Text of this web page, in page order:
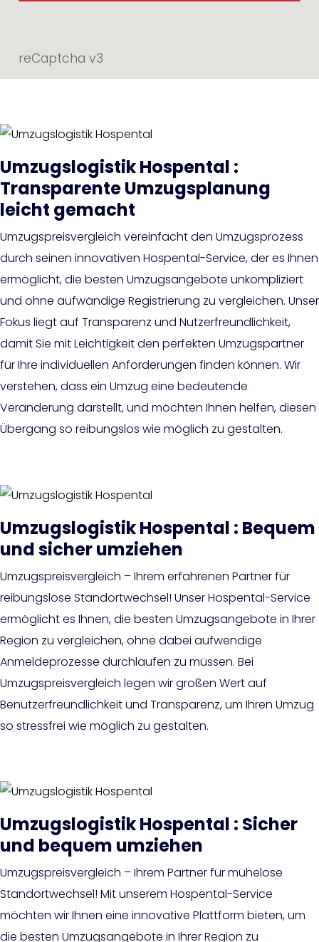
reCaptcha v3
Umzugslogistik Hospental :
Transparente Umzugsplanung
leicht gemacht
Umzugspreisvergleich vereinfacht den Umzugsprozess
durch seinen innovativen Hospental-Service, der es Ihnen
ermöglicht, die besten Umzugsangebote unkompliziert
und ohne aufwändige Registrierung zu vergleichen. Unser
Fokus liegt auf Transparenz und Nutzerfreundlichkeit,
damit Sie mit Leichtigkeit den perfekten Umzugspartner
für Ihre individuellen Anforderungen finden können. Wir
verstehen, dass ein Umzug eine bedeutende
Veränderung darstellt, und möchten Ihnen helfen, diesen
Übergang so reibungslos wie möglich zu gestalten.
Umzugslogistik Hospental : Bequem
und sicher umziehen
Umzugspreisvergleich – Ihrem erfahrenen Partner für
reibungslose Standortwechsel! Unser Hospental-Service
ermöglicht es Ihnen, die besten Umzugsangebote in Ihrer
Region zu vergleichen, ohne dabei aufwendige
Anmeldeprozesse durchlaufen zu müssen. Bei
Umzugspreisvergleich legen wir großen Wert auf
Benutzerfreundlichkeit und Transparenz, um Ihren Umzug
so stressfrei wie möglich zu gestalten.
Umzugslogistik Hospental : Sicher
und bequem umziehen
Umzugspreisvergleich – Ihrem Partner für mühelose
Standortwechsel! Mit unserem Hospental-Service
möchten wir Ihnen eine innovative Plattform bieten, um
die besten Umzugsangebote in Ihrer Region zu